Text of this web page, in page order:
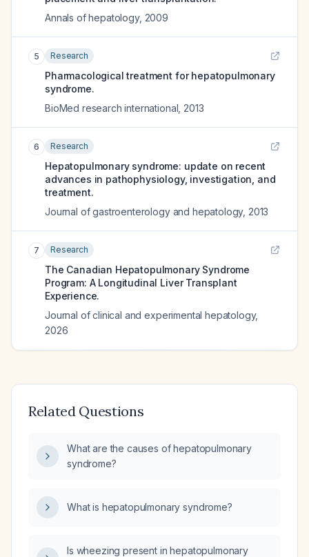
Annals of hepatology, 2009
5 Research
Pharmacological treatment for hepatopulmonary
syndrome.
BioMed research international 2013
6 Research
Hepatopulmonary syndrome: update on recent
advances in pathophysiology, investigation, and
treatment.
Journal of gastroenterology and hepatology, 2013
7 Research
The Canadian Hepatopulmonary Syndrome
Program: A Longitudinal Liver Transplant
Experience.
Journal of clinical and experimental hepatology,
2026
Related Questions
What are the causes of hepatopulmonary
syndrome?
What is hepatopulmonary syndrome?
Is wheezing present in hepatopulmonary